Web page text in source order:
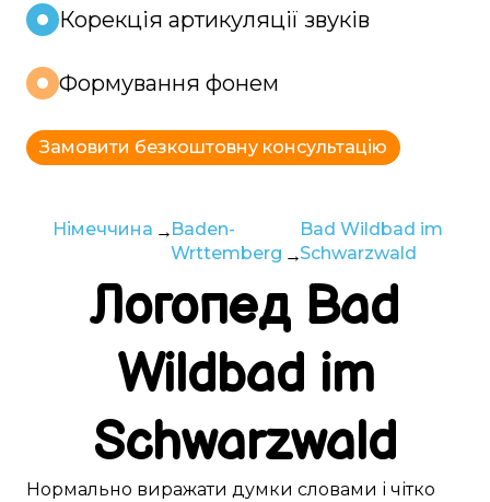
Корекція артикуляції звуків
Формування фонем
Замовити безкоштовну консультацію
Німеччина
Baden-
Wrttemberg
Bad Wildbad im
Schwarzwald
Логопед Bad
Wildbad im
Schwarzwald
Нормально виражати думки словами і чітко